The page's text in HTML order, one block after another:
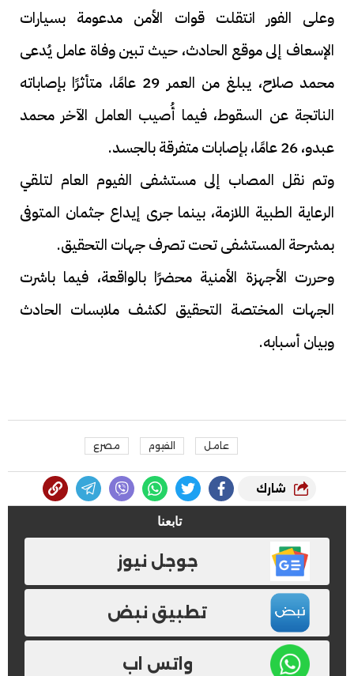
وعلى الفور انتقلت قوات الأمن مدعومة بسيارات
الإسعاف إلى موقع الحادث، حيث تبين وفاة عامل يُدعى
محمد صلاح، يبلغ من العمر 29 عامًا، متأثرًا بإصاباته
الناتجة عن السقوط، فيما أُصيب العامل الآخر محمد
عبدو، 26 عامًا، بإصابات متفرقة بالجسد.
وتم نقل المصاب إلى مستشفى الفيوم العام لتلقي
الرعاية الطبية اللازمة، بينما جرى إيداع جثمان المتوفى
بمشرحة المستشفى تحت تصرف جهات التحقيق.
وحررت الأجهزة الأمنية محضرًا بالواقعة، فيما باشرت
الجهات المختصة التحقيق لكشف ملابسات الحادث
وبيان أسبابه.
عامل الفيوم مصرع
شارك
تابعنا
جوجل نيوز
تطبيق نبض
واتس اب